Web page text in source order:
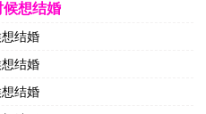
候想结婚
结婚
结婚
结婚